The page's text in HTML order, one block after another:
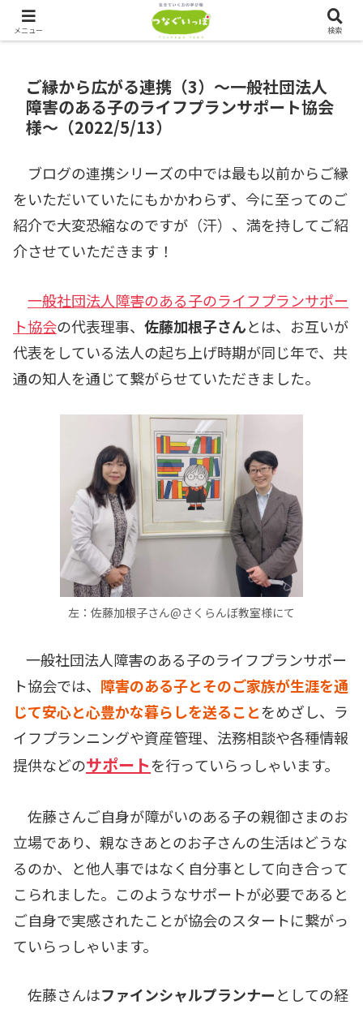
つなぐいっぽでは、ただいま会員を募集しております！！
ご縁から広がる連携（3）～一般社団法人
障害のある子のライフプランサポート協会
様～（2022/5/13）
ブログの連携シリーズの中では最も以前からご縁
をいただいていたにもかかわらず、今に至ってのご
紹介で大変恐縮なのですが（汗）、満を持してご紹
介させていただきます！
一般社団法人障害のある子のライフプランサポー
ト協会の代表理事、 佐藤加根子さんとは、お互いが
代表をしている法人の起ち上げ時期が同じ年で、共
通の知人を通じて繋がらせていただきました。
左：佐藤加根子さん@さくらんぼ教室様にて
一般社団法人障害のある子のライフプランサポー
ト協会では、 障害のある子とそのご家族が生涯を通
じて安心と心豊かな暮らしを送ることをめざし、ラ
イフプランニングや資産管理、法務相談や各種情報
提供などのサポートを行っていらっしゃいます。
佐藤さんご自身が障がいのある子の親御さまのお
立場であり、親なきあとのお子さんの生活はどうな
るのか、と他人事ではなく自分事として向き合って
こられました。このようなサポートが必要である と
ご自身で実感されたことが協会のスタートに繋がっ
ていらっしゃいます。
佐藤さんはファインシャルプランナーとしての経
メニュー 検索